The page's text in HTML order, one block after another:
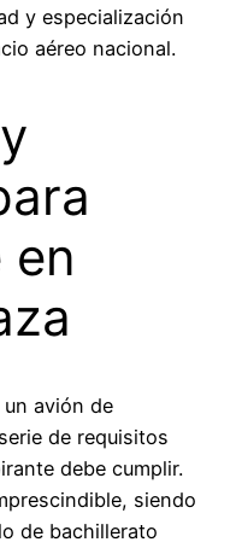
y especialización
aéreo nacional.
en
avión de
de requisitos
debe cumplir.
siendo
de bachillerato